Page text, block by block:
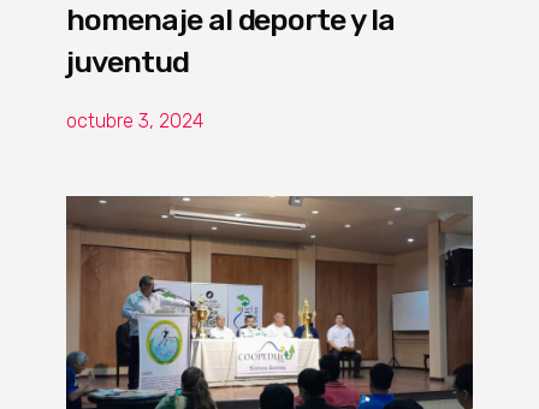
homenaje al deporte y la
juventud
octubre 3, 2024